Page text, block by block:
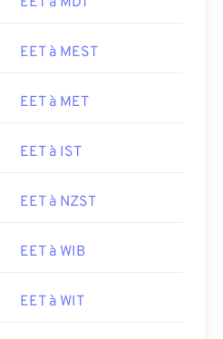
EET à MEST
EET à MET
EET à IST
EET à NZST
EET à WIB
EET à WIT